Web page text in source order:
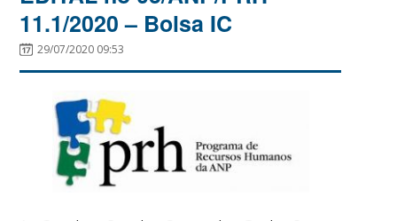
11.1/2020 – Bolsa IC
29/07/2020 09:53